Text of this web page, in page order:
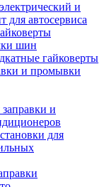
и
для автосервиса
шин
гайковерты
и промывки
и
для